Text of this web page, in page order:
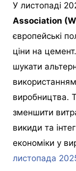
У листопаді
Association
європейські
ціни на
шукати
використанням
виробництва.
зменшити
викиди та
економіки у
листопада